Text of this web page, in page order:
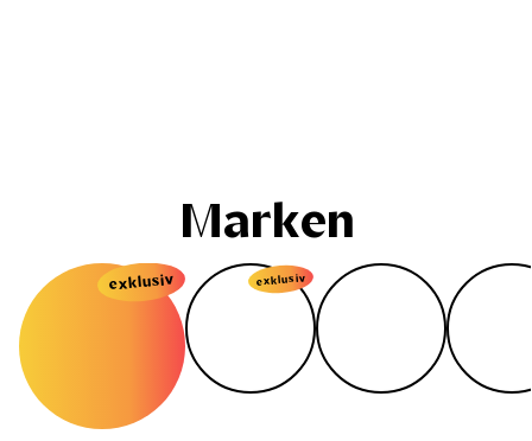
Marken
exklusiv exklusiv